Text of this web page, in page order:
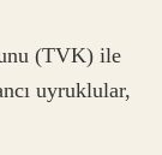
(TVK) ile
uyruklular,